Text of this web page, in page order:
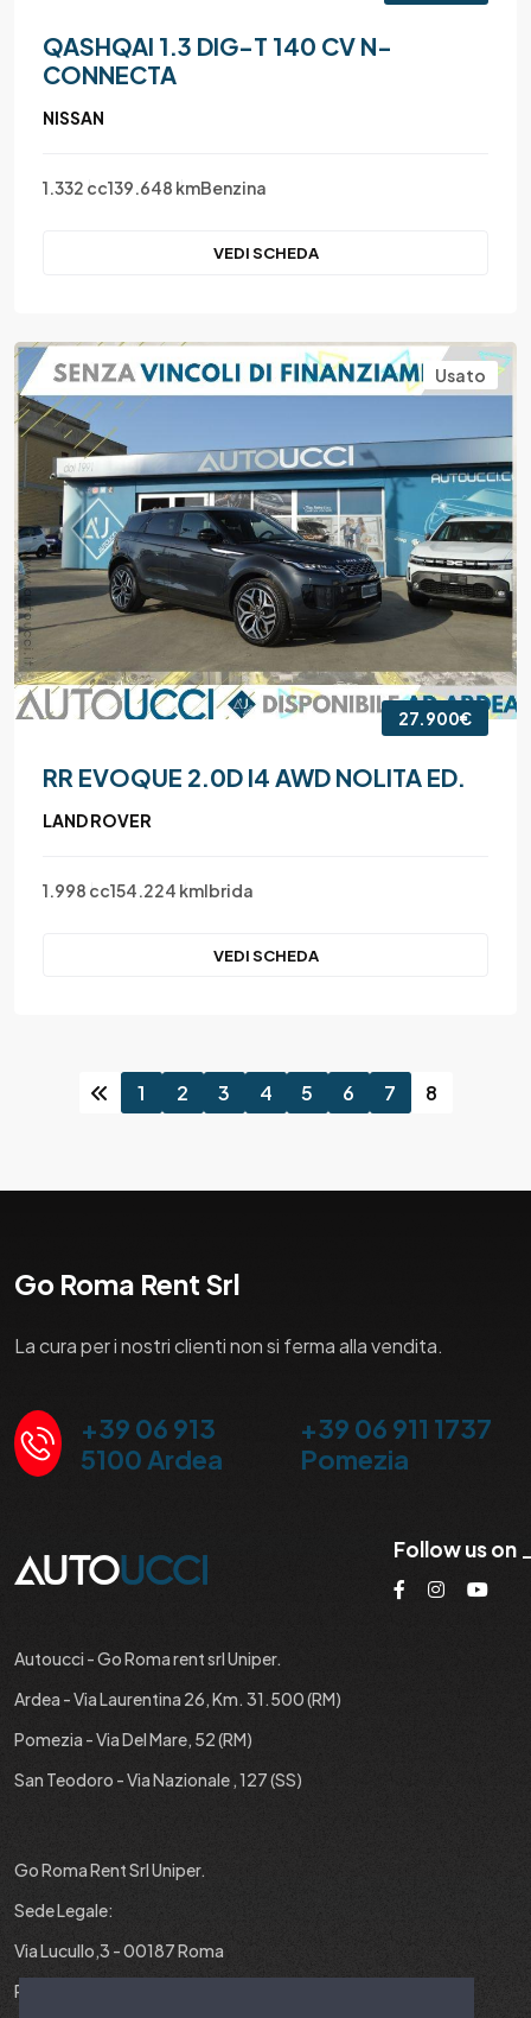
QASHQAI 1.3 DIG-T 140 CV N-
CONNECTA
NISSAN
1.332 cc139.648 kmBenzina
VEDI SCHEDA
Usato
27.900€
RR EVOQUE 2.0D I4 AWD NOLITA ED.
LAND ROVER
1.998 cc154.224 kmIbrida
VEDI SCHEDA
1 2 3 4 5 6 7 8
Go Roma Rent Srl
La cura per i nostri clienti non si ferma alla vendita.
+39 06 913
5100 Ardea
+39 06 911 1737
Pomezia
Follow us on
Autoucci - Go Roma rent srl Uniper.
Ardea - Via Laurentina 26, Km. 31.500 (RM)
Pomezia - Via Del Mare, 52 (RM)
San Teodoro - Via Nazionale , 127 (SS)
Go Roma Rent Srl Uniper.
Sede Legale:
Via Lucullo,3 - 00187 Roma
P.IVA : 12829431001